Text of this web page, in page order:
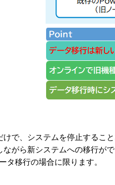
で、システムを停止するこ
がら新システムへの移行が
移行の場合に限ります。